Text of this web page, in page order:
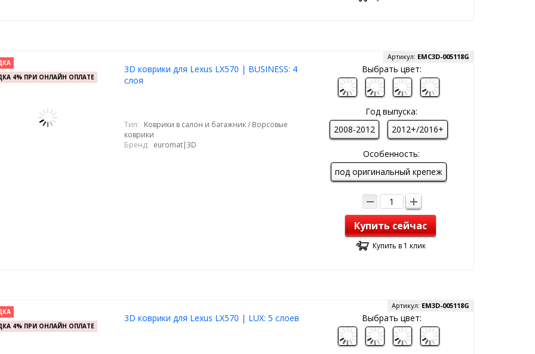
4% ПРИ ОНЛАЙН ОПЛАТЕ
3D коврики для Lexus LX570 | BUSINESS: 4
слоя
Артикул: EMC3D-005118G
Тип: Коврики в салон и багажник / Ворсовые
коврики
Бренд: euromat|3D
Выбрать цвет:
Год выпуска:
2008-2012
2012+/2016+
Особенность:
под оригинальный крепеж
Купить сейчас
Купить в 1 клик
4% ПРИ ОНЛАЙН ОПЛАТЕ
3D коврики для Lexus LX570 | LUX: 5 слоев
Артикул: EM3D-005118G
Выбрать цвет: